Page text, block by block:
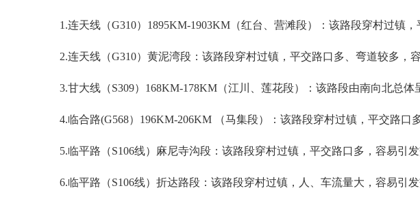
1.连天线（G310）1895KM-1903KM（红台、营滩段）：该路段穿村过镇
2.连天线（G310）黄泥湾段：该路段穿村过镇，平交路口多、弯道较多，
3.甘大线（S309）168KM-178KM（江川、莲花段）：该路段由南向北总
4.临合路(G568）196KM-206KM （马集段）：该路段穿村过镇，平交路口
5.临平路（S106线）麻尼寺沟段：该路段穿村过镇，平交路口多，容易引发
6.临平路（S106线）折达路段：该路段穿村过镇，人、车流量大，容易引